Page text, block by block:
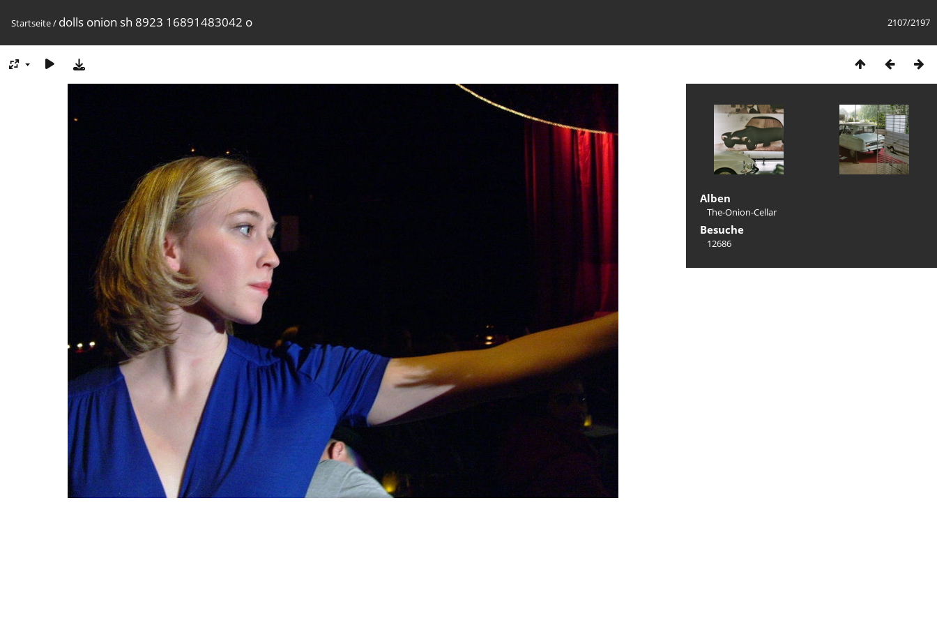
2107/2197
Startseite/ dolls onion sh 8923 16891483042 o
Alben
The-Onion-Cellar
Besuche
12686